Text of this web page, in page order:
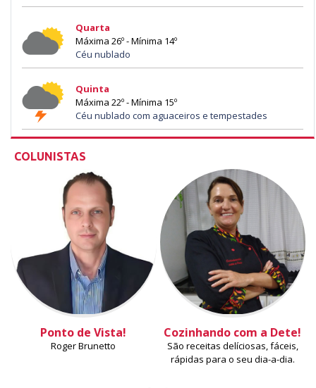
Quarta
Máxima 26º - Mínima 14º
Céu nublado
Quinta
Máxima 22º - Mínima 15º
Céu nublado com aguaceiros e tempestades
COLUNISTAS
Ponto de Vista!
Roger Brunetto
Cozinhando com a Dete!
São receitas delíciosas, fáceis,
rápidas para o seu dia-a-dia.